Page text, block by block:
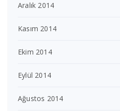
Aralık 2014
Kasım 2014
Ekim 2014
Eylül 2014
Ağustos 2014